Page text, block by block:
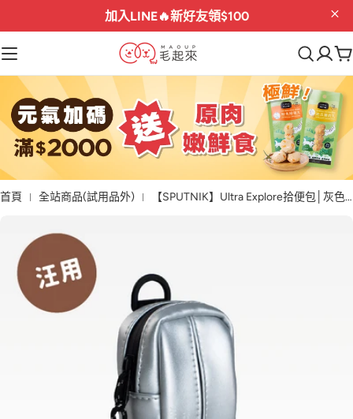
加入LINE🔥新好友領$100
購
物
車
首頁 全站商品(試用品外) 【SPUTNIK】Ultra Explore拾便包│灰色 (下單後進貨)